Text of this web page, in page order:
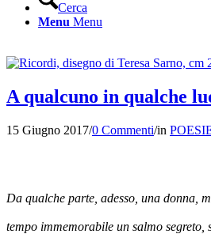
Cerca
Menu Menu
A qualcuno in qualche
15 Giugno 2017/0 Commenti/in
Da qualche parte, adesso, una donna,
tempo immemorabile un salmo